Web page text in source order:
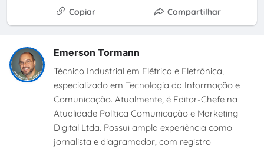
Copiar Compartilhar
Emerson Tormann
Técnico Industrial em Elétrica e Eletrônica,
especializado em Tecnologia da Informação e
Comunicação. Atualmente, é Editor-Chefe na
Atualidade Política Comunicação e Marketing
Digital Ltda. Possui ampla experiência como
jornalista e diagramador, com registro